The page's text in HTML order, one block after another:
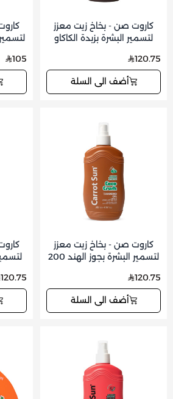
كاروت صن - بخاخ زيت معزز
لتسمير البشرة بزبدة الكاكاو
120.75
أضف الى السلة
105
كاروت صن - بخاخ زيت معزز
لتسمير البشرة بجوز الهند 200
120.75
أضف الى السلة
120.75